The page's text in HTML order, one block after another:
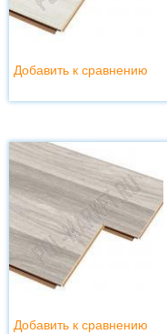
Добавить к сравнению
Добавить к сравнению